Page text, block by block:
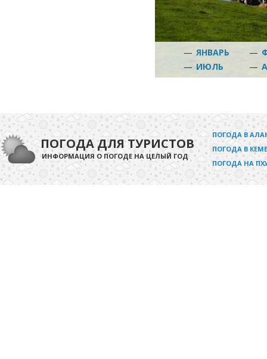
— ЯНВАРЬ —
— ИЮЛЬ —
ПОГОДА ДЛЯ ТУРИСТОВ
ИНФОРМАЦИЯ О ПОГОДЕ НА ЦЕЛЫЙ ГОД
ПОГОДА В
ПОГОДА В
ПОГОДА НА